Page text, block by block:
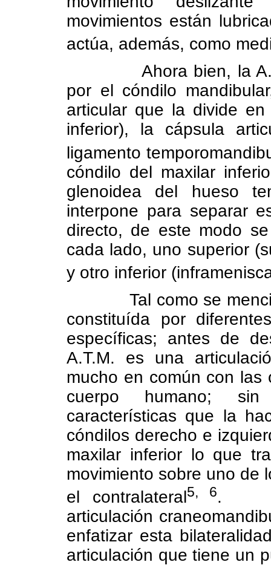
movimientos están
actúa, además, como
Ahora bien, la
por el cóndilo
articular que la divide
inferior), la cápsula
ligamento
cóndilo del maxilar
glenoidea del hueso
interpone para separar
directo, de este modo
cada lado, uno superior
y otro inferior
Tal como se
constituída por
específicas; antes de
A.T.M. es una
mucho en común con las
cuerpo humano; sin
características que la
cóndilos derecho e
maxilar inferior lo que
movimiento sobre uno de
el contralateral5, 6.
articulación
enfatizar esta
articulación que tiene un